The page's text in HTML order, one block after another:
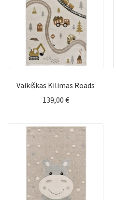
Vaikiškas Kilimas Roads
139,00 €